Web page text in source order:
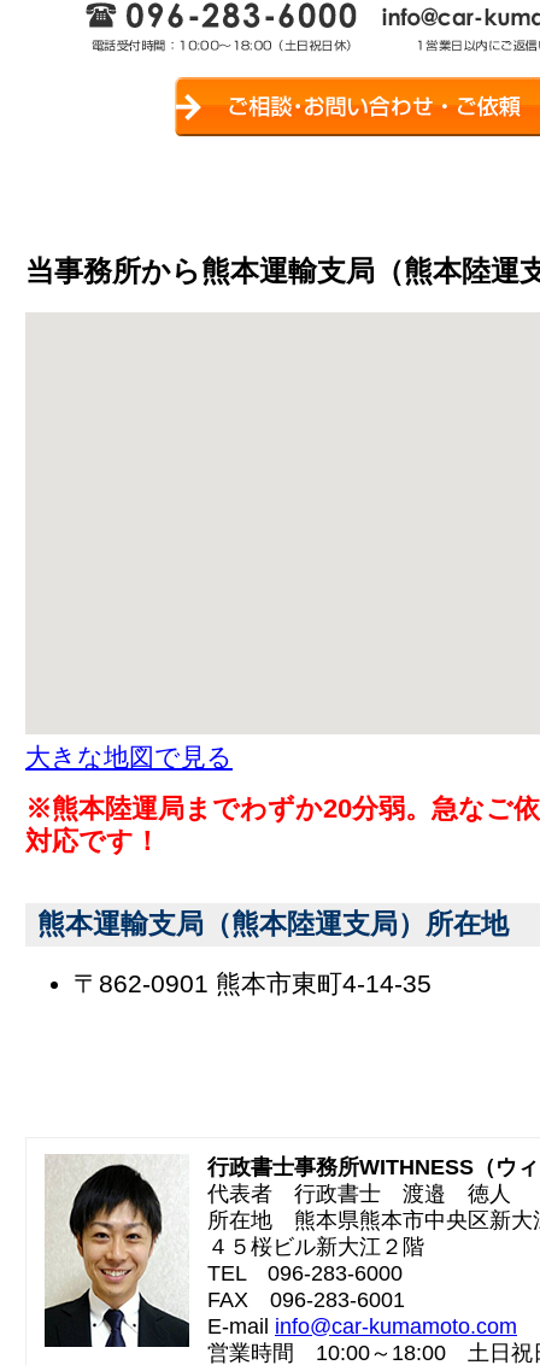
当事務所から熊本運輸支局（熊本陸運
大きな地図で見る
※熊本陸運局までわずか20分弱。急なご
対応です！
熊本運輸支局（熊本陸運支局）所在地
〒862-0901 熊本市東町4-14-35
行政書士事務所WITHNESS（ウ
代表者 行政書士 渡邉 徳人
所在地 熊本県熊本市中央区新大
４５桜ビル新大江２階
TEL 096-283-6000
FAX 096-283-6001
E-mail info@car-kumamoto.com
営業時間 10:00～18:00 土日祝